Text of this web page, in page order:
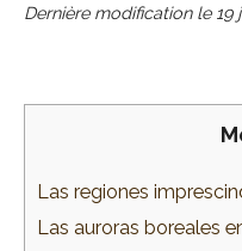
Dernière modification le 19
Las regiones
Las auroras boreales